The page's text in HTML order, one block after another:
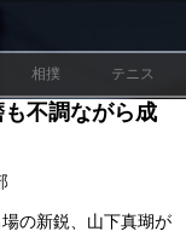
相撲 テニス
不調ながら成
の新鋭、山下真瑚が